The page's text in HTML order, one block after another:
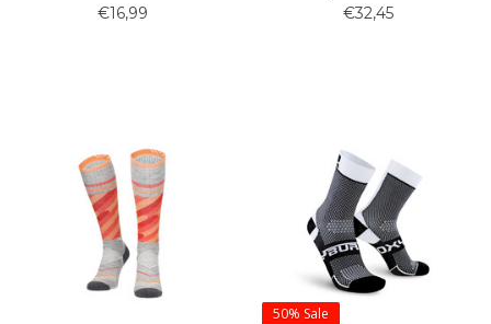
€16,99 €32,45
50% Sale